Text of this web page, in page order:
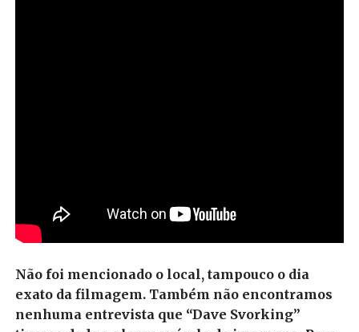
Não foi mencionado o local, tampouco o dia
exato da filmagem. Também não encontramos
nenhuma entrevista que “Dave Svorking”